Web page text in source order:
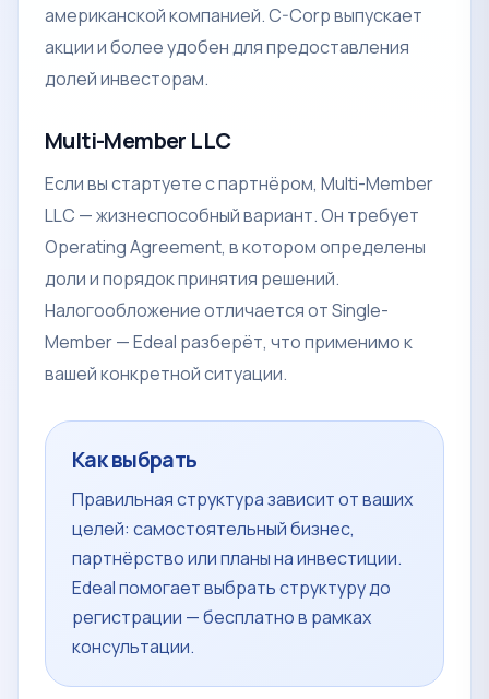
американской компанией. C-Corp выпускает
акции и более удобен для предоставления
долей инвесторам.
Multi-Member LLC
Если вы стартуете с партнёром, Multi-Member
LLC — жизнеспособный вариант. Он требует
Operating Agreement, в котором определены
доли и порядок принятия решений.
Налогообложение отличается от Single-
Member — Edeal разберёт, что применимо к
вашей конкретной ситуации.
Как выбрать
Правильная структура зависит от ваших
целей: самостоятельный бизнес,
партнёрство или планы на инвестиции.
Edeal помогает выбрать структуру до
регистрации — бесплатно в рамках
консультации.